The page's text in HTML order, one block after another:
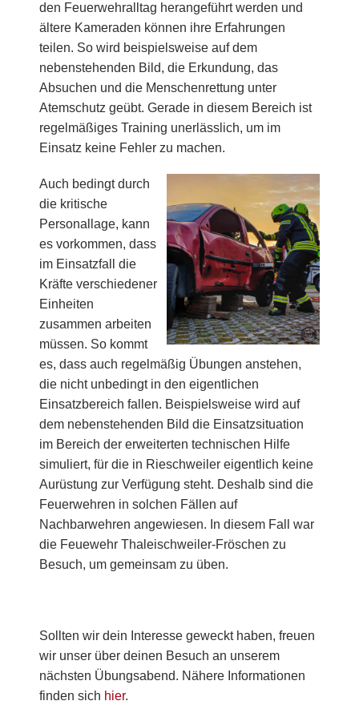
den Feuerwehralltag herangeführt werden und
ältere Kameraden können ihre Erfahrungen
teilen. So wird beispielsweise auf dem
nebenstehenden Bild, die Erkundung, das
Absuchen und die Menschenrettung unter
Atemschutz geübt. Gerade in diesem Bereich ist
regelmäßiges Training unerlässlich, um im
Einsatz keine Fehler zu machen.
Auch bedingt durch
die kritische
Personallage, kann
es vorkommen, dass
im Einsatzfall die
Kräfte verschiedener
Einheiten
zusammen arbeiten
müssen. So kommt
es, dass auch regelmäßig Übungen anstehen,
die nicht unbedingt in den eigentlichen
Einsatzbereich fallen. Beispielsweise wird auf
dem nebenstehenden Bild die Einsatzsituation
im Bereich der erweiterten technischen Hilfe
simuliert, für die in Rieschweiler eigentlich keine
Aurüstung zur Verfügung steht. Deshalb sind die
Feuerwehren in solchen Fällen auf
Nachbarwehren angewiesen. In diesem Fall war
die Feuewehr Thaleischweiler-Fröschen zu
Besuch, um gemeinsam zu üben.
Sollten wir dein Interesse geweckt haben, freuen
wir unser über deinen Besuch an unserem
nächsten Übungsabend. Nähere Informationen
finden sich hier.